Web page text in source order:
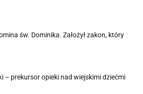
św. Dominika. Założył zakon, który
– prekursor opieki nad wiejskimi dziećmi